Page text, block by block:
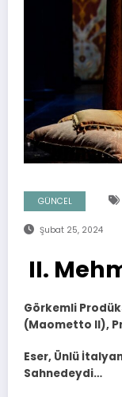
GÜNCEL
Şubat 25, 2024
II.
Görkemli
(Maometto II),
Eser, Ünlü
Sahnedeydi…